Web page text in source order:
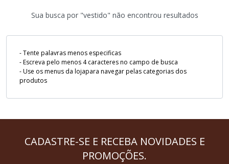
Sua busca por "vestido" não encontrou resultados
- Tente palavras menos especificas
- Escreva pelo menos 4 caracteres no campo de busca
- Use os menus da lojapara navegar pelas categorias dos
produtos
CADASTRE-SE E RECEBA NOVIDADES E
PROMOÇÕES.